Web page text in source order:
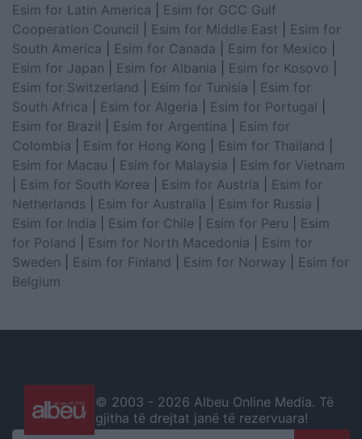
Esim for Latin America
Esim for GCC Gulf
Cooperation Council
Esim for Middle East
Esim for
South America
Esim for Canada Esim for Mexico
Esim for Japan
Esim for Albania Esim for Kosovo
Esim for Switzerland
Esim for Tunisia
Esim for
South Africa
Esim for Algeria Esim for Portugal
Esim for Brazil
Esim for Argentina
Esim for
Colombia
Esim for Hong Kong Esim for Thailand
Esim for Macau
Esim for Malaysia
Esim for Vietnam
Esim for South Korea Esim for Austria
Esim for
Netherlands
Esim for Australia Esim for Russia
Esim for India
Esim for Chile Esim for Peru
Esim
for Poland
Esim for North Macedonia
Esim for
Sweden
Esim for Finland Esim for Norway
Esim for
Belgium
© 2003 - 2026 Albeu Online Media. Të
gjitha të drejtat janë të rezervuara!